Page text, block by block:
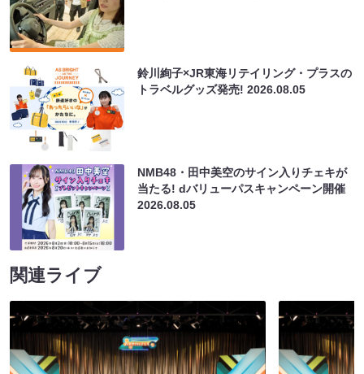
鈴川絢子×JR東海リテイリング・プラスの
トラベルグッズ発売!2026.08.05
NMB48・田中美空のサイン入りチェキが
当たる! dバリューパスキャンペーン開催
2026.08.05
関連ライブ